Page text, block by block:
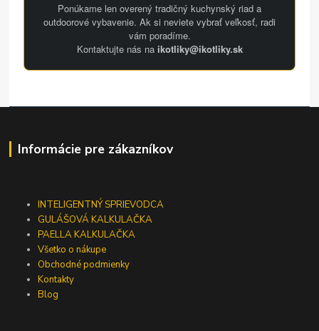
Ponúkame len overený tradičný kuchynský riad a
outdoorové vybavenie. Ak si neviete vybrať veľkosť, radi
vám poradíme.
Kontaktujte nás na ikotliky@ikotliky.sk
Informácie pre zákazníkov
INTELIGENTNÝ SPRIEVODCA
GULÁŠOVÁ KALKULAČKA
PAELLA KALKULAČKA
Všetko o nákupe
Obchodné podmienky
Kontakty
Blog